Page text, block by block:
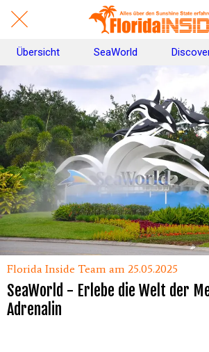
Übersicht SeaWorld
Florida Inside Team am 25.05.2025
SeaWorld - Erlebe die Welt der
Adrenalin